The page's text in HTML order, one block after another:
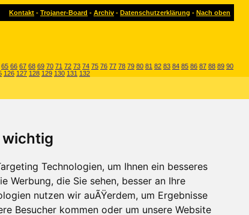
wichtig
Technologien, um Ihnen ein besseres
Werbung, die Sie sehen, besser an Ihre
nutzen wir auÃŸerdem, um Ergebnisse
Besucher kommen oder um unsere Website
Kontakt - Trojaner-Board - Archiv - Datenschutzerklärung - Nach oben
65 66 67 68 69 70 71 72 73 74 75 76 77 78 79 80 81 82 83 84 85 86 87 88 89 90
126 127 128 129 130 131 132